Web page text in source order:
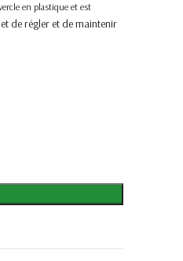
en plastique et est
de régler et de maintenir